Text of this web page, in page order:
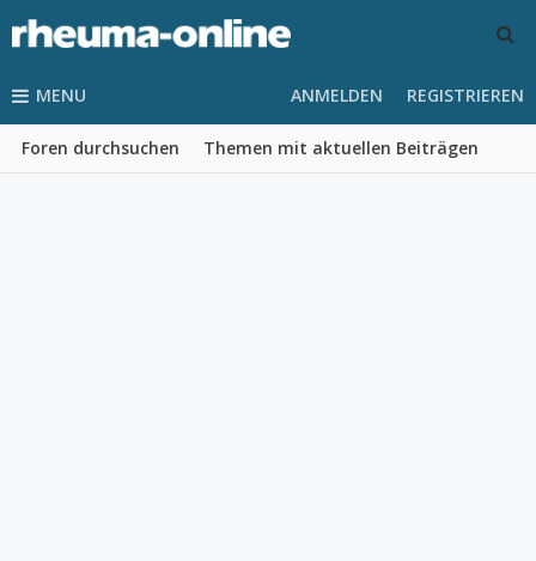
MENU
Foren durchsuchen Themen mit aktuellen Beiträgen
ANMELDEN REGISTRIEREN